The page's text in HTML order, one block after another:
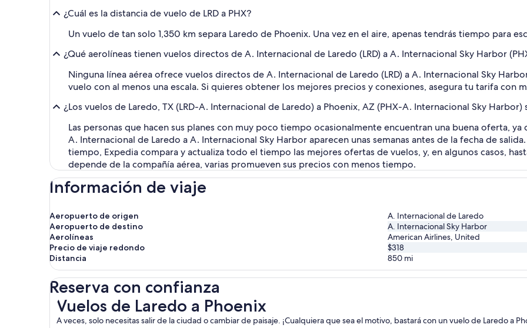
¿Cuál es la distancia de vuelo de LRD a PHX?
Un vuelo de tan solo 1,350 km separa Laredo de Phoenix. Una vez en el aire, apenas tendrás tiempo para
¿Qué aerolíneas tienen vuelos directos de A. Internacional de Laredo (LRD) a A. Internacional Sky Harbor
Ninguna línea aérea ofrece vuelos directos de A. Internacional de Laredo (LRD) a A. Internacional Sky
vuelo con al menos una escala. Si quieres obtener los mejores precios y conexiones, asegura tu tarifa con
¿Los vuelos de Laredo, TX (LRD-A. Internacional de Laredo) a Phoenix, AZ (PHX-A. Internacional Sky
Las personas que hacen sus planes con muy poco tiempo ocasionalmente encuentran una buena oferta, ya
A. Internacional de Laredo a A. Internacional Sky Harbor aparecen unas semanas antes de la fecha de
tiempo, Expedia compara y actualiza todo el tiempo las mejores ofertas de vuelos, y, en algunos casos,
depende de la compañía aérea, varias promueven sus precios con menos tiempo.
Información de viaje
Aeropuerto de origen
A. Internacional de Laredo
Aeropuerto de destino
A. Internacional Sky Harbor
Aerolíneas
American Airlines, United
Precio de viaje redondo
$318
Distancia
850 mi
Reserva con confianza
Vuelos de Laredo a Phoenix
A veces, solo necesitas salir de la ciudad o cambiar de paisaje. ¡Cualquiera que sea el motivo, bastará con un vuelo de Laredo a
Vuelos de Laredo a Phoenix